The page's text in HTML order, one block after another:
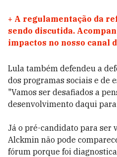
+ A regulamentação da
sendo discutida.
impactos no nosso canal
Lula também defendeu a
dos programas sociais e de
"Vamos ser desafiados a
desenvolvimento daqui
Já o pré-candidato para ser
Alckmin não pode
fórum porque foi